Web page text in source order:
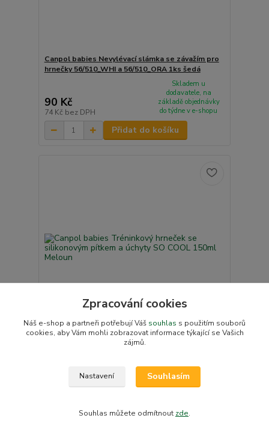
Canpol babies Nevylévací slámka se závažím pro
hrnečky 56/510_WHI a 56/510_ORA 1ks šedá
90 Kč
74 Kč bez DPH
Skladem u
dodavatele, na
základě objednávky
do týdne v e-shopu
Přidat do košíku
Canpol babies Tréninkový hrneček se silikonovým
90 Kč
Skladem u
dodavatele, na
základě objednávky
Přidat do košíku
Zpracování cookies
Náš e-shop a partneři potřebují Váš souhlas s použitím souborů
cookies, aby Vám mohli zobrazovat informace týkající se Vašich
zájmů.
Nastavení Souhlasím
Souhlas můžete odmítnout zde.